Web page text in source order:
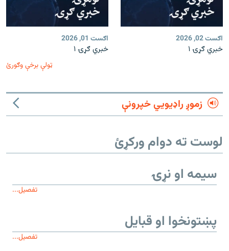
اګست 02, 2026
خبري ګړۍ ۱
اګست 01, 2026
خبري ګړۍ ۱
ټولې برخې وګورئ
زموږ راډیويي خپرونې
لوست ته دوام ورکړئ
سیمه او نړۍ
تفصیل...
پښتونخوا او قبایل
تفصیل...